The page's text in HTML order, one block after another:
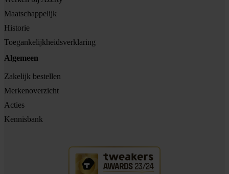
Maatschappelijk
Historie
Toegankelijkheidsverklaring
Algemeen
Zakelijk bestellen
Merkenoverzicht
Acties
Kennisbank